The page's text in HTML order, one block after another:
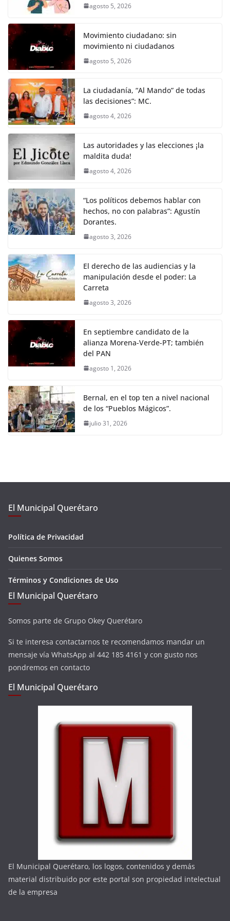
agosto 5, 2026
Movimiento ciudadano: sin
movimiento ni ciudadanos
agosto 5, 2026
La ciudadanía, “Al Mando” de todas
las decisiones”: MC.
agosto 4, 2026
Las autoridades y las elecciones ¡la
maldita duda!
agosto 4, 2026
“Los políticos debemos hablar con
hechos, no con palabras”: Agustín
Dorantes.
agosto 3, 2026
El derecho de las audiencias y la
manipulación desde el poder: La
Carreta
agosto 3, 2026
En septiembre candidato de la
alianza Morena-Verde-PT; también
del PAN
agosto 1, 2026
Bernal, en el top ten a nivel nacional
de los “Pueblos Mágicos”.
julio 31, 2026
El Municipal Querétaro
Política de Privacidad
Quienes Somos
Términos y Condiciones de Uso
El Municipal Querétaro
Somos parte de Grupo Okey Querétaro
Si te interesa contactarnos te recomendamos mandar un
mensaje vía WhatsApp al 442 185 4161 y con gusto nos
pondremos en contacto
El Municipal Querétaro
El Municipal Querétaro, los logos, contenidos y demás
material distribuido por este portal son propiedad intelectual
de la empresa